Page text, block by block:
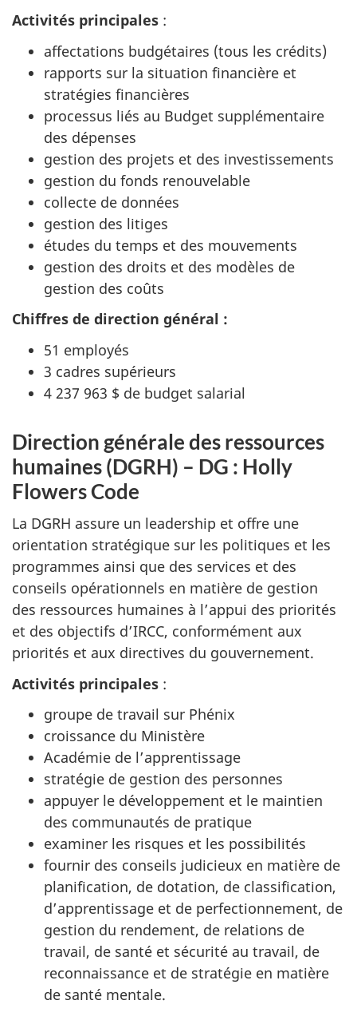
Activités principales :
affectations budgétaires (tous les crédits)
rapports sur la situation financière et
stratégies financières
processus liés au Budget supplémentaire
des dépenses
gestion des projets et des investissements
gestion du fonds renouvelable
collecte de données
gestion des litiges
études du temps et des mouvements
gestion des droits et des modèles de
gestion des coûts
Chiffres de direction général :
51 employés
3 cadres supérieurs
4 237 963 $ de budget salarial
Direction générale des ressources
humaines (DGRH) – DG : Holly
Flowers Code
La DGRH assure un leadership et offre une
orientation stratégique sur les politiques et les
programmes ainsi que des services et des
conseils opérationnels en matière de gestion
des ressources humaines à l’appui des priorités
et des objectifs d’IRCC, conformément aux
priorités et aux directives du gouvernement.
Activités principales :
groupe de travail sur Phénix
croissance du Ministère
Académie de l’apprentissage
stratégie de gestion des personnes
appuyer le développement et le maintien
des communautés de pratique
examiner les risques et les possibilités
fournir des conseils judicieux en matière de
planification, de dotation, de classification,
d’apprentissage et de perfectionnement, de
gestion du rendement, de relations de
travail, de santé et sécurité au travail, de
reconnaissance et de stratégie en matière
de santé mentale.